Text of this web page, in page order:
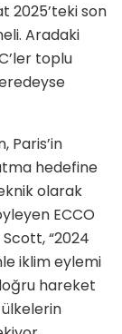
2025’teki son
Aradaki
toplu
Paris’in
hedefine
olarak
ECCO
“2024
iklim eylemi
hareket
ülkelerin